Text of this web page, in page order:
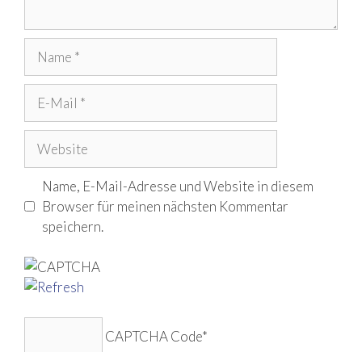
Mail
Name, E-Mail-Adresse und Website in diesem
Browser für meinen nächsten Kommentar
speichern.
CAPTCHA Code*